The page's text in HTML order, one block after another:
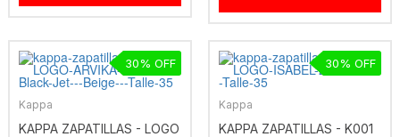
Kappa
KAPPA ZAPATILLAS - LOGO
30
Kappa
KAPPA ZAPATILLAS - K001
30